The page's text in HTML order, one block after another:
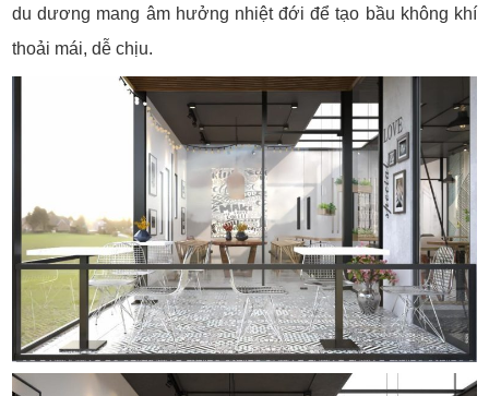
du dương mang âm hưởng nhiệt đới để tạo bầu không khí
thoải mái, dễ chịu.